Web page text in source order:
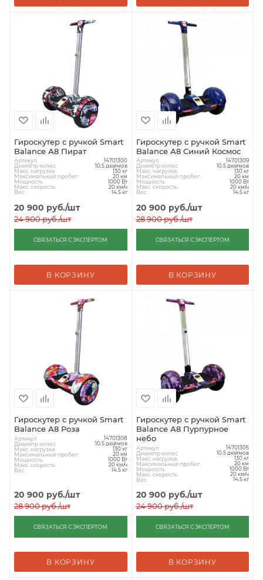
Гироскутер с ручкой Smart
Balance А8 Пират
Артикул 14701300
Диаметр колес 10.5 дюймов
Макс. нагрузка 130 кг
Максимальный пробег 20 км
Мощность 1000 Вт
Макс. скорость 20 км/ч
Вес 14.5 кг
20 900 руб./шт
24 900руб./шт
СВЯЗАТЬСЯ С ЭКСПЕРТОМ
В КОРЗИНУ
Гироскутер с ручкой Smart
Balance А8 Синий Космос
Артикул 14701309
Диаметр колес 10.5 дюймов
Макс. нагрузка 130 кг
Максимальный пробег 20 км
Мощность 1000 Вт
Макс. скорость 20 км/ч
Вес 14.5 кг
20 900 руб./шт
28 900руб./шт
СВЯЗАТЬСЯ С ЭКСПЕРТОМ
В КОРЗИНУ
Гироскутер с ручкой Smart
Balance А8 Роза
Артикул 14701308
Диаметр колес 10.5 дюймов
Макс. нагрузка 130 кг
Максимальный пробег 20 км
Мощность 1000 Вт
Макс. скорость 20 км/ч
Вес 14.5 кг
20 900 руб./шт
28 900руб./шт
СВЯЗАТЬСЯ С ЭКСПЕРТОМ
В КОРЗИНУ
Гироскутер с ручкой Smart
Balance А8 Пурпурное
небо
Артикул 14701305
Диаметр колес 10.5 дюймов
Макс. нагрузка 130 кг
Максимальный пробег 20 км
Мощность 1000 Вт
Макс. скорость 20 км/ч
Вес 14.5 кг
20 900 руб./шт
24 900руб./шт
СВЯЗАТЬСЯ С ЭКСПЕРТОМ
В КОРЗИНУ